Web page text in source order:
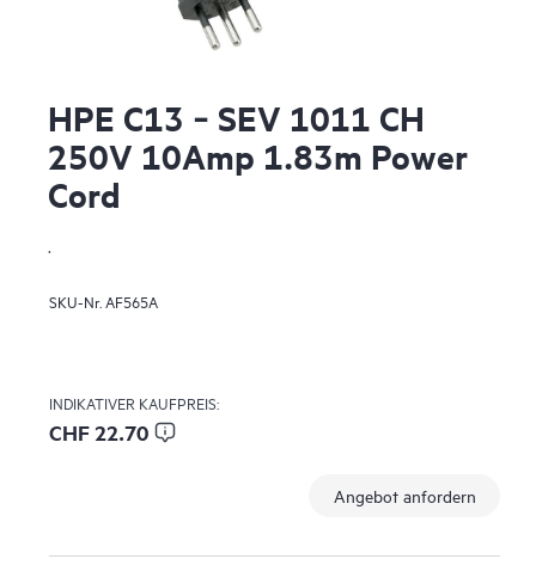
HPE C13 ‑ SEV 1011 CH
250V 10Amp 1.83m Power
Cord
SKU-Nr. AF565A
INDIKATIVER KAUFPREIS:
CHF 22.70
Angebot anfordern